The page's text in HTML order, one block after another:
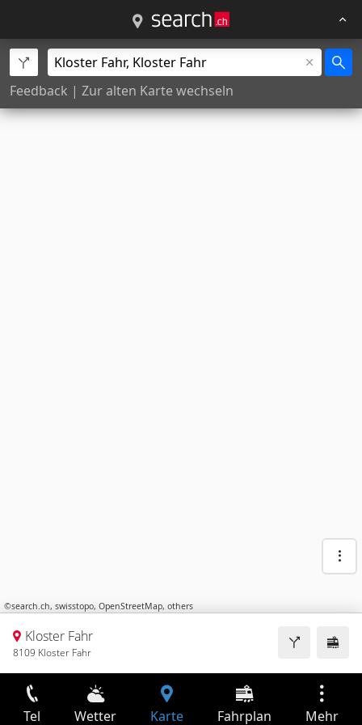
Feedback | Zur alten Karte wechseln
©search.ch, swisstopo, OpenStreetMap, others
Kloster Fahr
8109 Kloster Fahr
Tel Wetter Karte Fahrplan Mehr